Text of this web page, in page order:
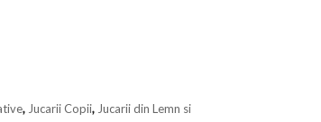
, Jucarii Copii, Jucarii din Lemn si